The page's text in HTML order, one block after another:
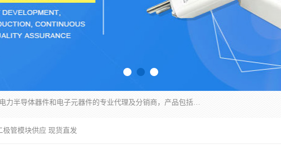
苏州沛易电子科技有限公司是一家从事电力半导体器件和电子元器件的专业代理及分销商，产品包括：IGBT模块、IPM模块、PIM模块、二极管、三极管、可控硅、整流桥、IGBT单管、IGBT电路驱动板、GTR达林顿模块、快恢复二极管、肖特基二极管、熔断器、IC集成电路、快速熔断器等。
管模块供应 现货直发